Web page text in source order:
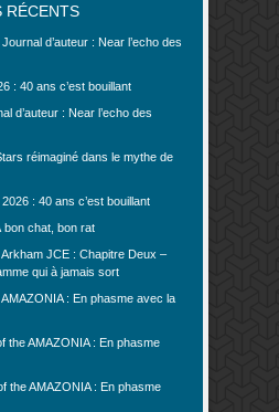
RÉCENTS
Journal d’auteur : Near l’echo des
: 40 ans c’est bouillant
d’auteur : Near l’echo des
réimaginé dans le mythe de
: 40 ans c’est bouillant
bon chat, bon rat
JCE : Chapitre Deux –
qui à jamais sort
: En phasme avec la
the AMAZONIA : En phasme
the AMAZONIA : En phasme